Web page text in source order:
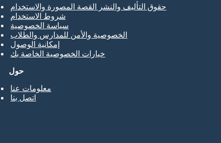
حول
معلومات عنا
اتصل بنا
حقوق التأليف والنشر القصة المصورة والاستخدام
شروط الاستخدام
سياسة الخصوصية
الخصوصية والأمن للمدارس والطلاب
إمكانية الوصول
خيارات الخصوصية الخاصة بك